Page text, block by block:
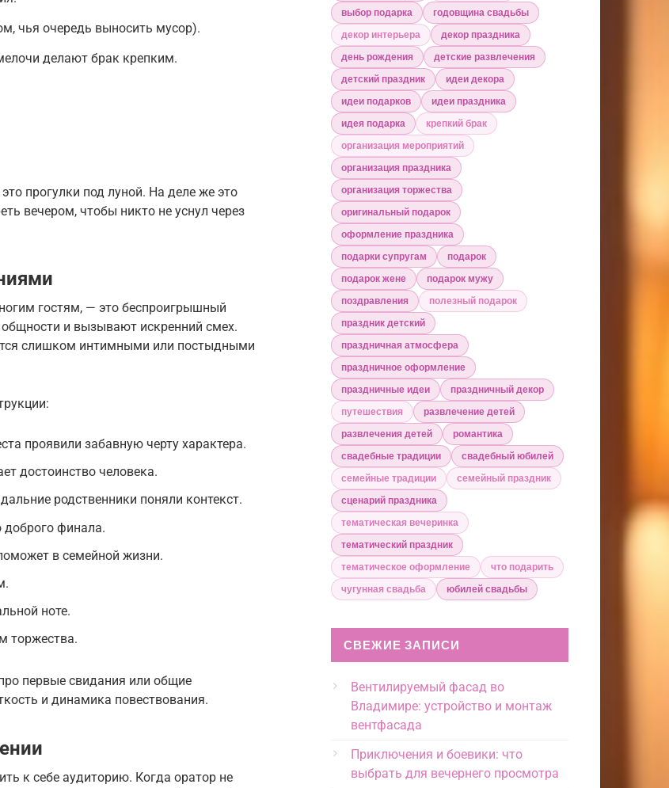
чья очередь выносить мусор).
делают брак крепким.
прогулки под луной. На деле же это
вечером, чтобы никто не уснул через
гостям, — это беспроигрышный
и вызывают искренний смех.
слишком интимными или постыдными
проявили забавную черту характера.
достоинство человека.
родственники поняли контекст.
доброго финала.
в семейной жизни.
ноте.
торжества.
первые свидания или общие
и динамика повествования.
к себе аудиторию. Когда оратор не
выбор подарка
годовщина свадьбы
декор интерьера
декор праздника
день рождения
детские развлечения
детский праздник
идеи декора
идеи подарков
идеи праздника
идея подарка
крепкий брак
организация мероприятий
организация праздника
организация торжества
оригинальный подарок
оформление праздника
подарки супругам
подарок
подарок жене
подарок мужу
поздравления
полезный подарок
праздник детский
праздничная атмосфера
праздничное оформление
праздничные идеи
праздничный декор
путешествия
развлечение детей
развлечения детей
романтика
свадебные традиции
свадебный юбилей
семейные традиции
семейный праздник
сценарий праздника
тематическая вечеринка
тематический праздник
тематическое оформление
что подарить
чугунная свадьба
юбилей свадьбы
СВЕЖИЕ ЗАПИСИ
Вентилируемый фасад во
Владимире: устройство и монтаж
вентфасада
Приключения и боевики: что
выбрать для вечернего просмотра